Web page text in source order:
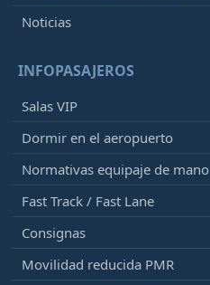
Noticias
INFOPASAJEROS
Salas VIP
Dormir en el aeropuerto
Normativas equipaje de mano
Fast Track / Fast Lane
Consignas
Movilidad reducida PMR